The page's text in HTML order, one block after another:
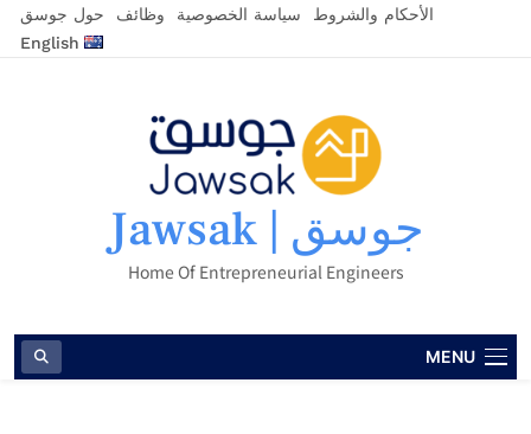
الأحكام والشروط سياسة الخصوصية وظائف
حول جوسق
English
جوسق | Jawsak
Home Of Entrepreneurial Engineers
MENU